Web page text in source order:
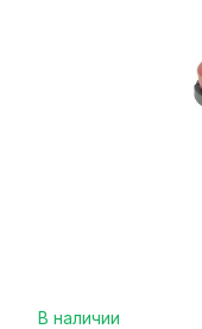
В наличии